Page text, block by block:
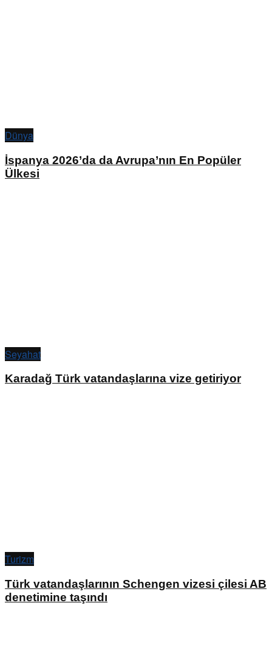
Dünya
İspanya 2026’da da Avrupa’nın En Popüler
Ülkesi
Seyahat
Karadağ Türk vatandaşlarına vize getiriyor
Turizm
Türk vatandaşlarının Schengen vizesi çilesi AB
denetimine taşındı